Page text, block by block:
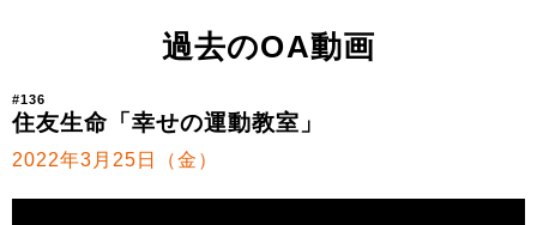
過去のOA動画
#136
住友生命「幸せの運動教室」
2022年3月25日（金）